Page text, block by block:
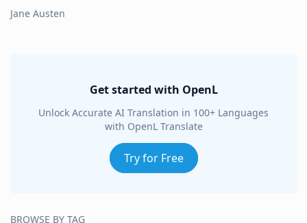
Jane Austen
Get started with OpenL
Unlock Accurate AI Translation in 100+ Languages
with OpenL Translate
Try for Free
BROWSE BY TAG